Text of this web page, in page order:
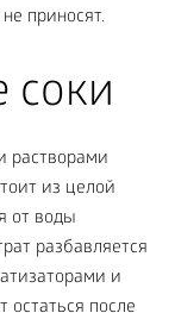
приносят.
соки
растворами
из целой
от воды
разбавляется
и
после